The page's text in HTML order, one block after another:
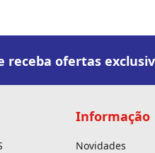
receba ofertas
Informação
Novidades